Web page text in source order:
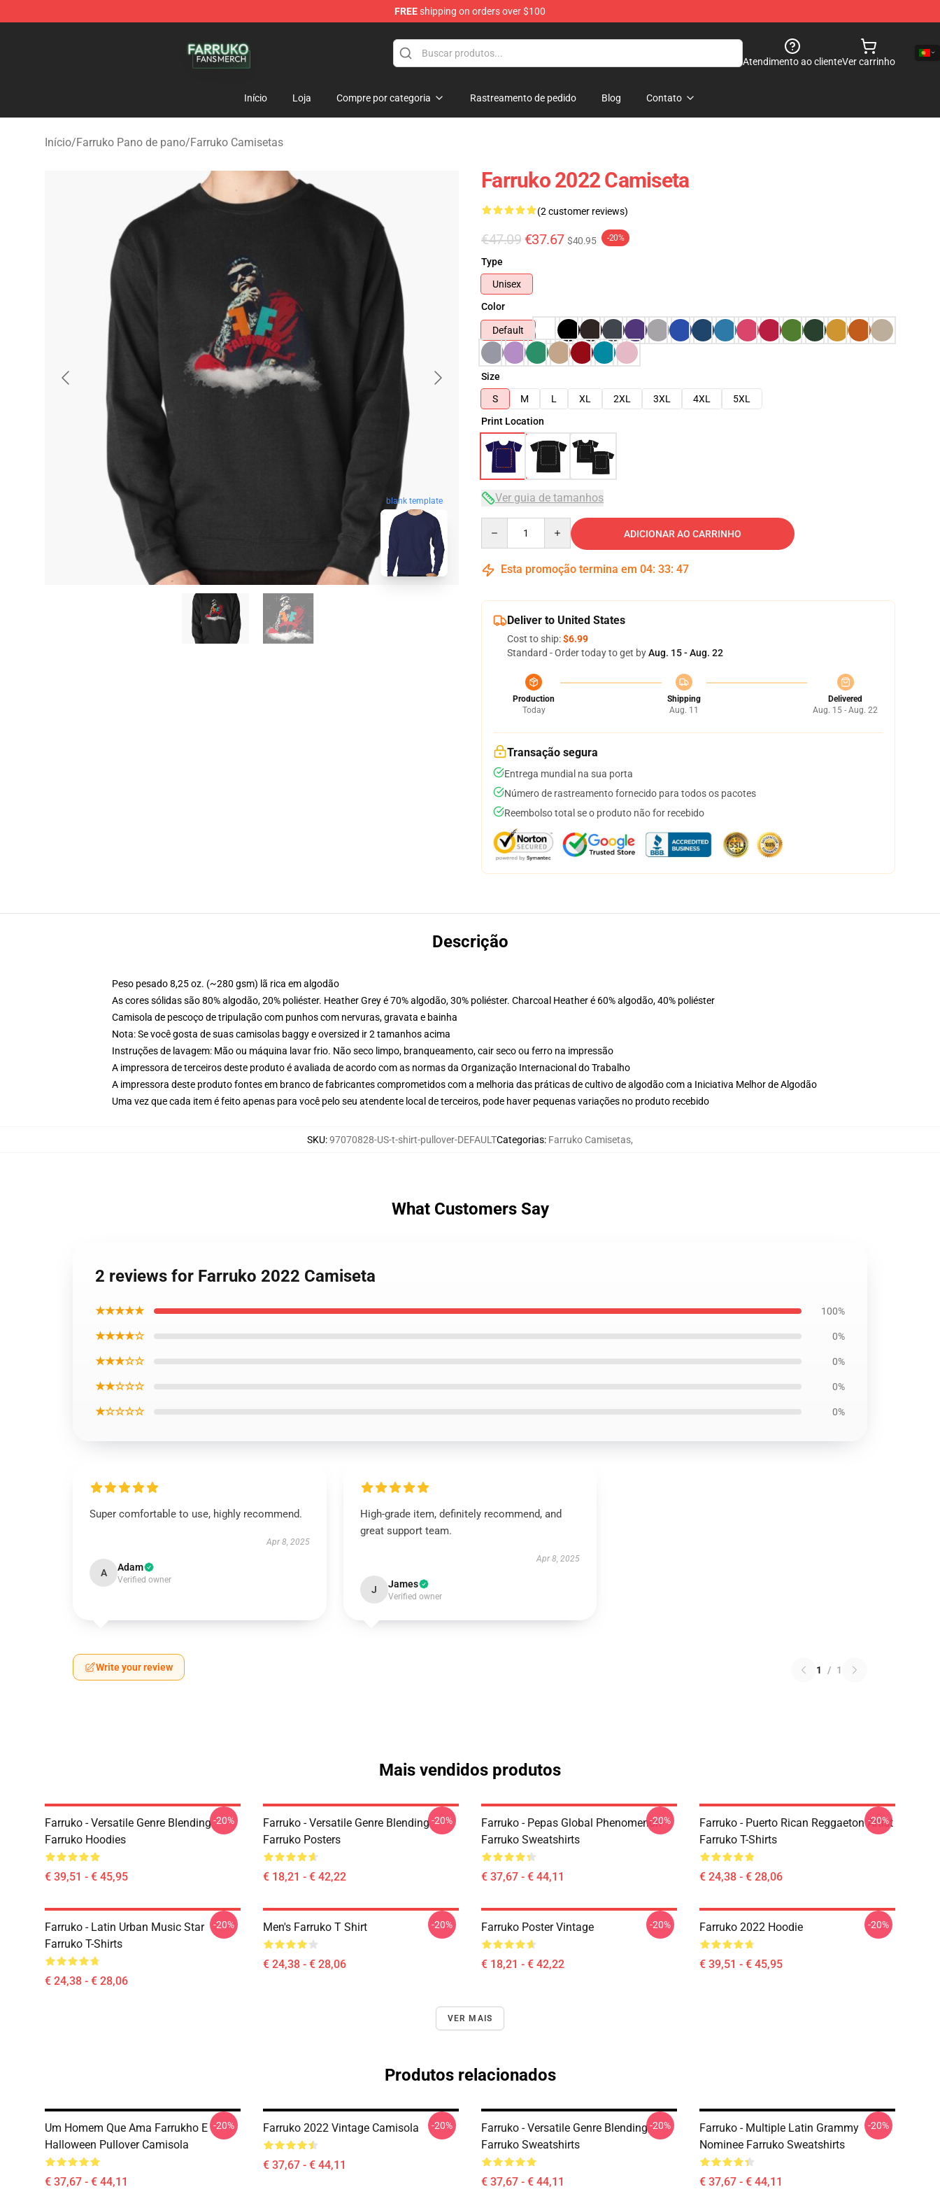
FREEshipping on orders over $100
Atendimento ao clienteVer carrinho
Início Loja Compre por categoria Rastreamento de pedido Blog Contato
Início/Farruko Pano de pano/Farruko Camisetas
blank template
Farruko 2022 Camiseta
(2 customer reviews)
€47.09 €37.67 $40.95 -20%
Type
Unisex
Color
Default
Size
S
M L XL 2XL 3XL 4XL
5XL
Print Location
Ver guia de tamanhos
ADICIONAR AO CARRINHO
Esta promoção termina em 04: 33: 46
Deliver to United States
Cost to ship:$6.99
Standard - Order today to get byAug. 15 - Aug. 22
Production
Today
Shipping
Aug. 11
Delivered
Aug. 15 - Aug. 22
Transação segura
Entrega mundial na sua porta
Número de rastreamento fornecido para todos os pacotes
Reembolso total se o produto não for recebido
Descrição
Peso pesado 8,25 oz. (~280 gsm) lã rica em algodão
As cores sólidas são 80% algodão, 20% poliéster. Heather Grey é 70% algodão, 30% poliéster. Charcoal Heather é 60% algodão, 40% poliéster
Camisola de pescoço de tripulação com punhos com nervuras, gravata e bainha
Nota: Se você gosta de suas camisolas baggy e oversized ir 2 tamanhos acima
Instruções de lavagem: Mão ou máquina lavar frio. Não seco limpo, branqueamento, cair seco ou ferro na impressão
A impressora de terceiros deste produto é avaliada de acordo com as normas da Organização Internacional do Trabalho
A impressora deste produto fontes em branco de fabricantes comprometidos com a melhoria das práticas de cultivo de algodão com a Iniciativa Melhor de Algodão
Uma vez que cada item é feito apenas para você pelo seu atendente local de terceiros, pode haver pequenas variações no produto recebido
SKU:97070828-US-t-shirt-pullover-DEFAULTCategorias: Farruko Camisetas,
What Customers Say
2 reviews for Farruko 2022 Camiseta
★★★★★ 100%
★★★★☆ 0%
★★★☆☆ 0%
★★☆☆☆ 0%
★☆☆☆☆ 0%
Super comfortable to use, highly recommend.
Apr 8, 2025
A Adam
Verified owner
High-grade item, definitely recommend, and
great support team.
Apr 8, 2025
J James
Verified owner
Write your review 1 / 1
Mais vendidos produtos
Farruko - Versatile Genre Blending
Farruko Hoodies
€ 39,51 - € 45,95
-20%
Farruko - Versatile Genre Blending
Farruko Posters
€ 18,21 - € 42,22
-20%
Farruko - Pepas Global Phenomenon
Farruko Sweatshirts
€ 37,67 - € 44,11
-20%
Farruko - Puerto Rican Reggaeton Artist
Farruko T-Shirts
€ 24,38 - € 28,06
-20%
Farruko - Latin Urban Music Star
Farruko T-Shirts
€ 24,38 - € 28,06
-20% Men's Farruko T Shirt
€ 24,38 - € 28,06
-20% Farruko Poster Vintage
€ 18,21 - € 42,22
-20% Farruko 2022 Hoodie
€ 39,51 - € 45,95
-20%
VER MAIS
Produtos relacionados
Um Homem Que Ama Farrukho E
Halloween Pullover Camisola
€ 37,67 - € 44,11
-20% Farruko 2022 Vintage Camisola
€ 37,67 - € 44,11
-20%
Farruko - Versatile Genre Blending
Farruko Sweatshirts
€ 37,67 - € 44,11
-20%
Farruko - Multiple Latin Grammy
Nominee Farruko Sweatshirts
€ 37,67 - € 44,11
-20%